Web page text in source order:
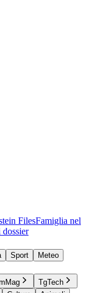
FilesFamiglia nel
Sport
Meteo
TgTech